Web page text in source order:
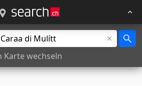
Karte wechseln